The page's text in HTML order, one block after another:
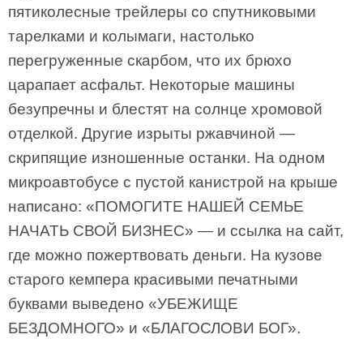
пятиколесные трейлеры со спутниковыми
тарелками и колымаги, настолько
перегруженные скарбом, что их брюхо
царапает асфальт. Некоторые машины
безупречны и блестят на солнце хромовой
отделкой. Другие изрыты ржавчиной —
скрипящие изношенные останки. На одном
микроавтобусе с пустой канистрой на крыше
написано: «ПОМОГИТЕ НАШЕЙ СЕМЬЕ
НАЧАТЬ СВОЙ БИЗНЕС» — и ссылка на сайт,
где можно пожертвовать деньги. На кузове
старого кемпера красивыми печатными
буквами выведено «УБЕЖИЩЕ
БЕЗДОМНОГО» и «БЛАГОСЛОВИ БОГ».